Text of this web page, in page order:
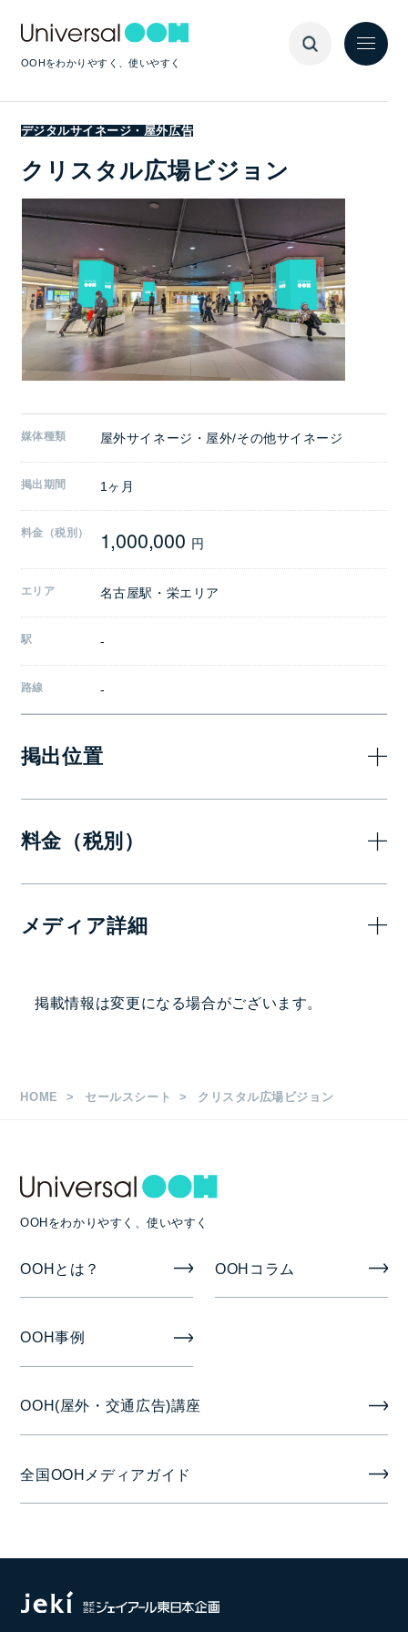
OOHをわかりやすく、使いやすく
デジタルサイネージ・屋外広告
クリスタル広場ビジョン
媒体種類 屋外サイネージ・屋外/その他サイネージ
掲出期間 1ヶ月
料金（税別） 1,000,000 円
エリア 名古屋駅・栄エリア
駅 -
路線 -
掲出位置
料金（税別）
1ヶ
30秒×6回/時 1,000,000
メディア詳細
7：00～24：00（17時間/日）
掲出期間
1ヶ月
有り
掲載情報は変更になる場合がございます。
HOME セールスシート クリスタル広場ビジョン
OOHをわかりやすく、使いやすく
OOHとは？ OOHコラム
OOH事例
OOH(屋外・交通広告)講座
全国OOHメディアガイド